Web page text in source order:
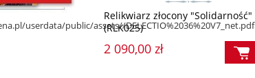
userdata/public/assets//DELECTIO%2036%20V7_net.pdf
Relikwiarz złocony "Solidarność"
(RLK025)
2 090,00 zł